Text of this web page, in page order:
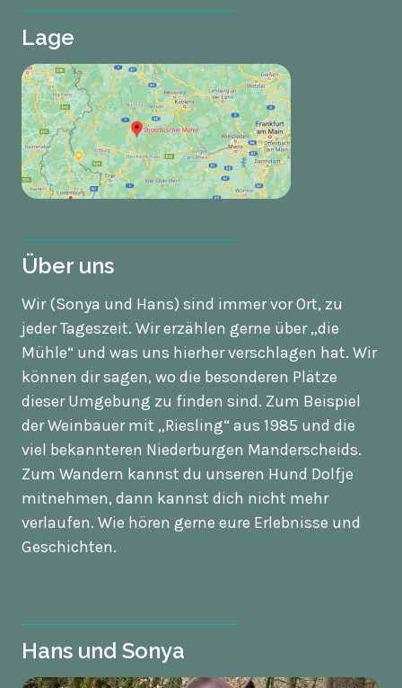
Lage
Über uns
Wir (Sonya und Hans) sind immer vor Ort, zu
jeder Tageszeit. Wir erzählen gerne über „die
Mühle“ und was uns hierher verschlagen hat. Wir
können dir sagen, wo die besonderen Plätze
dieser Umgebung zu finden sind. Zum Beispiel
der Weinbauer mit „Riesling“ aus 1985 und die
viel bekannteren Niederburgen Manderscheids.
Zum Wandern kannst du unseren Hund Dolfje
mitnehmen, dann kannst dich nicht mehr
verlaufen. Wie hören gerne eure Erlebnisse und
Geschichten.
Hans und Sonya